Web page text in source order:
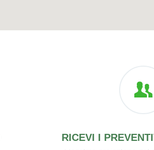
RICEVI I